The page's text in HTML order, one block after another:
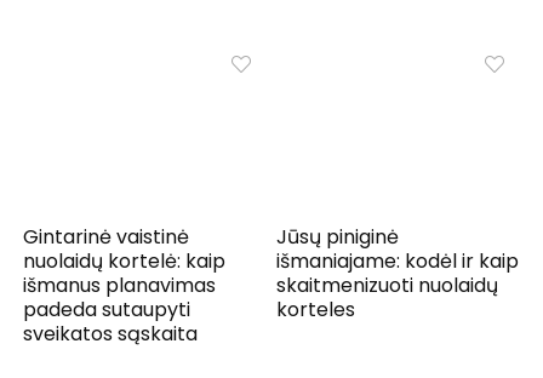
Gintarinė vaistinė
nuolaidų kortelė: kaip
išmanus planavimas
padeda sutaupyti
sveikatos sąskaita
Jūsų piniginė
išmaniajame: kodėl ir kaip
skaitmenizuoti nuolaidų
korteles